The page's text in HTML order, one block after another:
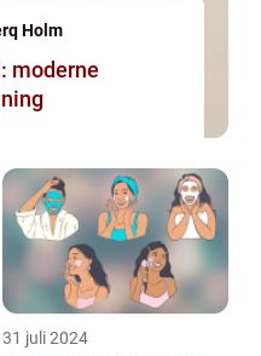
Holm
moderne
31 juli 2024